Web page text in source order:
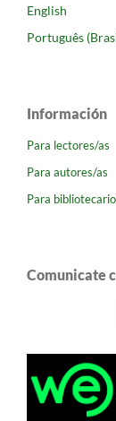
English
Português
Información
Para lectores/as
Para autores/as
Para
Comunicate